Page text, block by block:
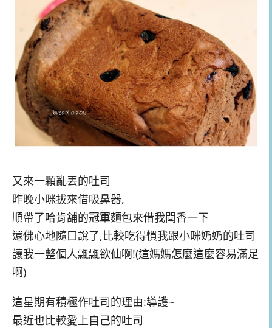
又來一顆亂丟的吐司
昨晚小咪拔來借吸鼻器,
順帶了哈肯舖的冠軍麵包來借我聞香一下
還佛心地隨口說了,比較吃得慣我跟小咪奶奶的吐司
讓我一整個人飄飄欲仙啊!(這媽媽怎麼這麼容易滿足
啊)
這星期有積極作吐司的理由:導護~
最近也比較愛上自己的吐司